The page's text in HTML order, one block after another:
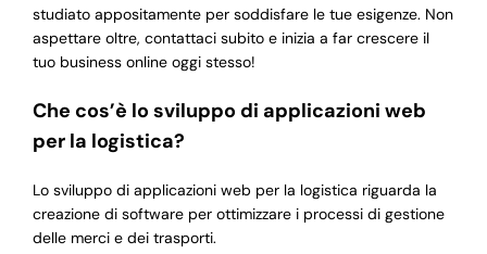
studiato appositamente per soddisfare le tue esigenze. Non
aspettare oltre, contattaci subito e inizia a far crescere il
tuo business online oggi stesso!
Che cos’è lo sviluppo di applicazioni web
per la logistica?
Lo sviluppo di applicazioni web per la logistica riguarda la
creazione di software per ottimizzare i processi di gestione
delle merci e dei trasporti.